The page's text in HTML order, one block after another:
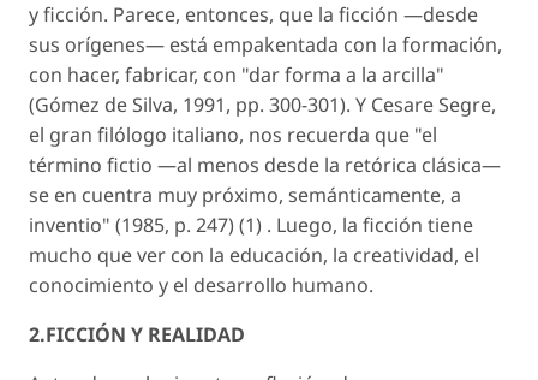
y ficción. Parece, entonces, que la ficción —desde
sus orígenes— está empakentada con la formación,
con hacer, fabricar, con "dar forma a la arcilla"
(Gómez de Silva, 1991, pp. 300-301). Y Cesare Segre,
el gran filólogo italiano, nos recuerda que "el
término fictio —al menos desde la retórica clásica—
se en cuentra muy próximo, semánticamente, a
inventio" (1985, p. 247) (1) . Luego, la ficción tiene
mucho que ver con la educación, la creatividad, el
conocimiento y el desarrollo humano.
2.FICCIÓN Y REALIDAD